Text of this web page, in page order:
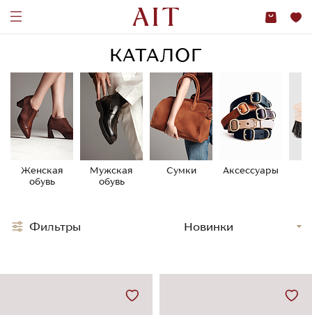
КАТАЛОГ
Женская
обувь
Мужская
обувь
Сумки Аксессуары
Фильтры